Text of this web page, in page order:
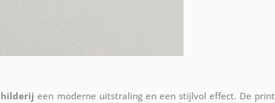
een moderne uitstraling en een stijlvol effect. De print